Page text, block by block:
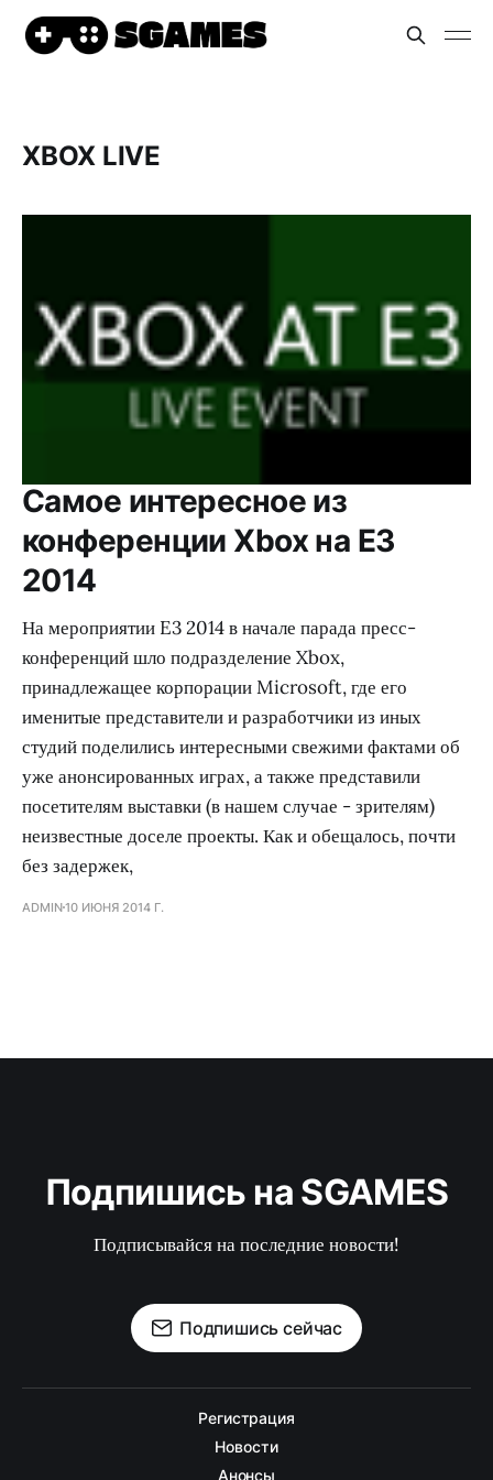
XBOX LIVE
Самое интересное из
конференции Xbox на E3
2014
На мероприятии E3 2014 в начале парада пресс-
конференций шло подразделение Xbox,
принадлежащее корпорации Microsoft, где его
именитые представители и разработчики из иных
студий поделились интересными свежими фактами об
уже анонсированных играх, а также представили
посетителям выставки (в нашем случае - зрителям)
неизвестные доселе проекты. Как и обещалось, почти
без задержек,
ADMIN10 ИЮНЯ 2014 Г.
Подпишись на SGAMES
Подписывайся на последние новости!
Подпишись сейчас
Регистрация
Новости
Анонсы